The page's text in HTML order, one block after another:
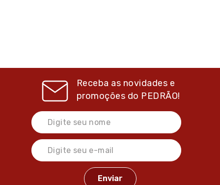
Receba as novidades e
promoções do PEDRÃO!